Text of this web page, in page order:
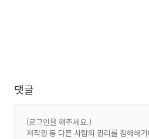
댓글